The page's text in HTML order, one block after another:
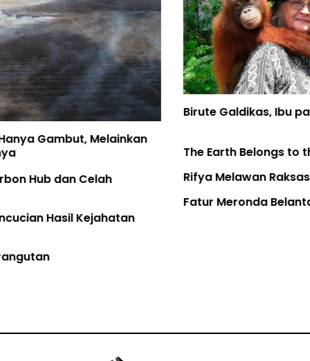
Birute Galdikas, Ibu para Orangutan, telah Pulang
The Earth Belongs to the Youth
Rifya Melawan Raksasa
Fatur Meronda Belantara dari Udara